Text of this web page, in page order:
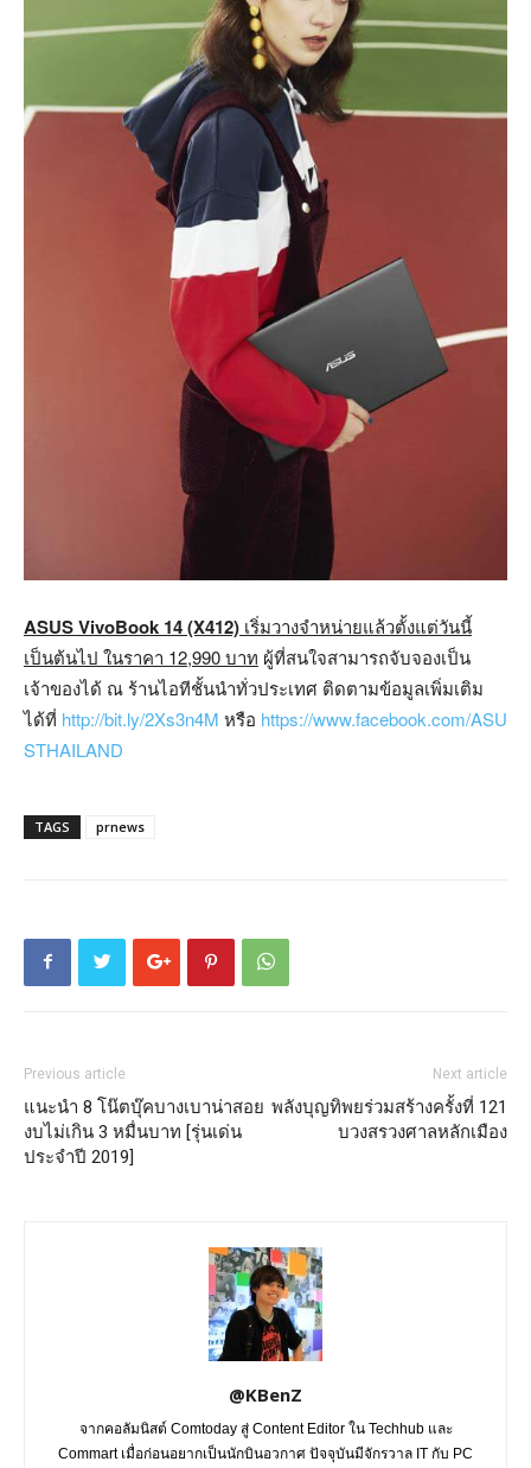
ASUS VivoBook 14 (X412) เริ่มวางจำหน่ายแล้วตั้งแต่วันนี้
เป็นต้นไป ในราคา 12,990บาท ผู้ที่สนใจสามารถจับจองเป็น
เจ้าของได้ ณ ร้านไอทีชั้นนำทั่วประเทศ ติดตามข้อมูลเพิ่มเติม
ได้ที่ http://bit.ly/2Xs3n4M หรือ https://www.facebook.com/ASU
STHAILAND
TAGS prnews
Previous article
แนะนำ 8 โน๊ตบุ๊คบางเบาน่าสอย
งบไม่เกิน 3 หมื่นบาท [รุ่นเด่น
ประจำปี 2019]
Next article
พลังบุญทิพยร่วมสร้างครั้งที่ 121
บวงสรวงศาลหลักเมือง
@KBenZ
จากคอลัมนิสต์ Comtoday สู่ Content Editor ใน Techhub และ
Commart เมื่อก่อนอยากเป็นนักบินอวกาศ ปัจจุบันมีจักรวาล IT กับ PC